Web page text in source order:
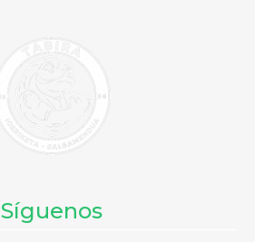
Síguenos